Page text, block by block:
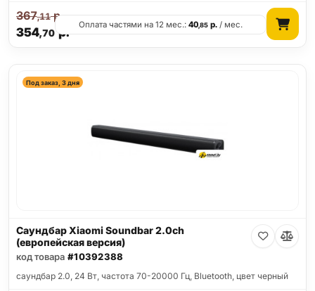
354,70р.
367,11р.
Оплата частями на 12 мес.:40,85 р. / мес.
Под заказ, 3 дня
Саундбар Xiaomi Soundbar 2.0ch
(европейская версия)
код товара #10392388
саундбар 2.0, 24 Вт, частота 70-20000 Гц, Bluetooth, цвет черный